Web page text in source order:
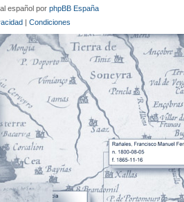
español por phpBB España
| Condiciones